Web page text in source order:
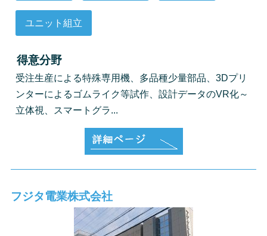
ユニット組立
得意分野
受注生産による特殊専用機、多品種少量部品、3Dプリ
ンターによるゴムライク等試作、設計データのVR化～
立体視、スマートグラ...
フジタ電業株式会社